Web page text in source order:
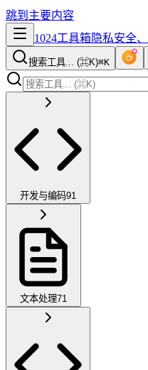
跳到主要内容
1024工具箱隐私安全
搜索工具... (⌘K)⌘K
开发与编码91
文本处理71